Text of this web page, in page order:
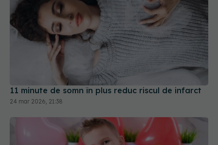
11 minute de somn în plus reduc riscul de infarct
24 mar 2026, 21:38